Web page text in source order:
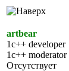
artbear
1c++ developer
1c++ moderator
Отсутствует